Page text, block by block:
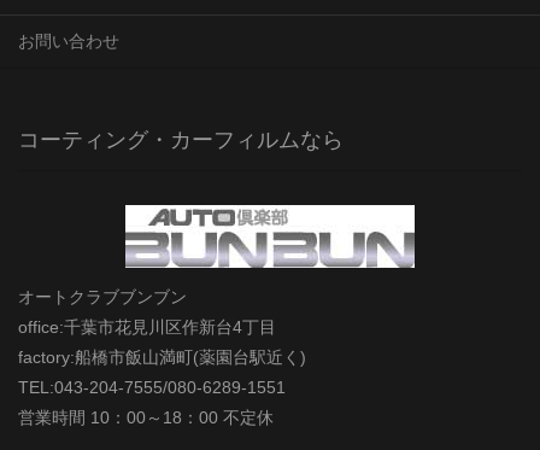
お問い合わせ
コーティング・カーフィルムなら
オートクラブブンブン
office:千葉市花見川区作新台4丁目
factory:船橋市飯山満町(薬園台駅近く)
TEL:043-204-7555/080-6289-1551
営業時間 10：00～18：00 不定休